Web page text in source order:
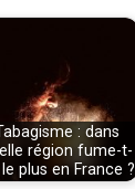
: dans
région fume-t-
plus en France ?